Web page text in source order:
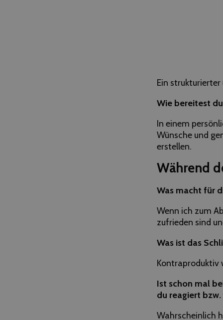
Ein
Wie bereitest
In einem
Wünsche und
erstellen.
Während
Was macht für
Wenn ich zum
zufrieden sind
Was ist das
Kontraproduktiv
Ist schon mal
du reagiert
Wahrscheinlich